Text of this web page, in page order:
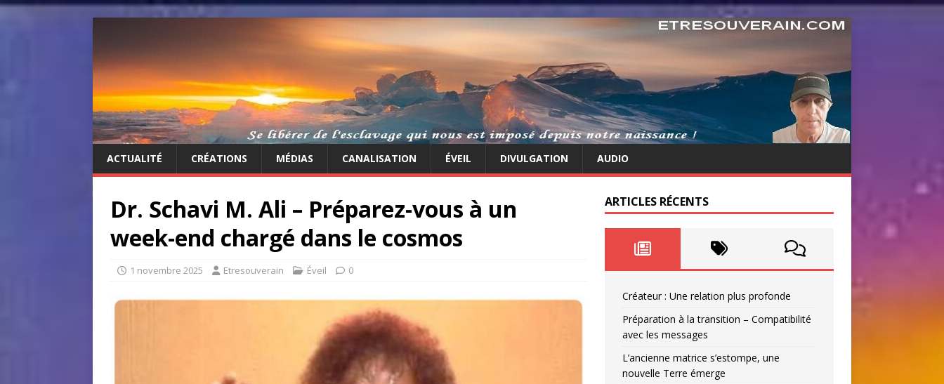
ACTUALITÉ CRÉATIONS MÉDIAS CANALISATION ÉVEIL DIVULGATION AUDIO
Dr. Schavi M. Ali – Préparez-vous à un
week-end chargé dans le cosmos
1 novembre 2025 Etresouverain Éveil 0
ARTICLES RÉCENTS
Créateur : Une relation plus profonde
Préparation à la transition – Compatibilité
avec les messages
L’ancienne matrice s’estompe, une
nouvelle Terre émerge